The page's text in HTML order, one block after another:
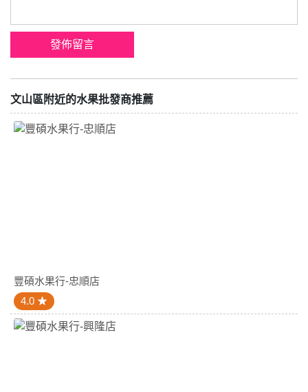
文山區附近的水果批發商推薦
豐碩水果行-忠順店
4.0